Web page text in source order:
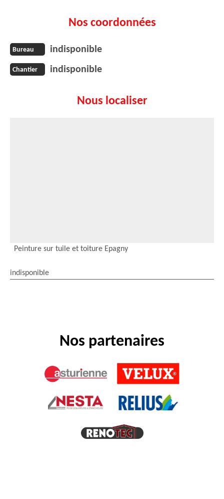
Nos coordonnées
Bureau indisponible
Chantier indisponible
Nous localiser
Peinture sur tuile et toiture Epagny
indisponible
Nos partenaires